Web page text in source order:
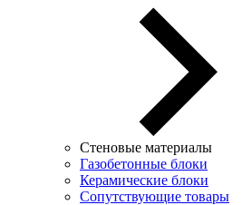
Стеновые материалы
Газобетонные блоки
Керамические блоки
Сопутствующие товары